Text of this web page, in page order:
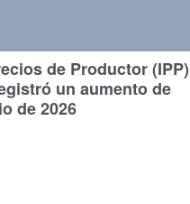
de Productor (IPP)
un aumento de
de 2026